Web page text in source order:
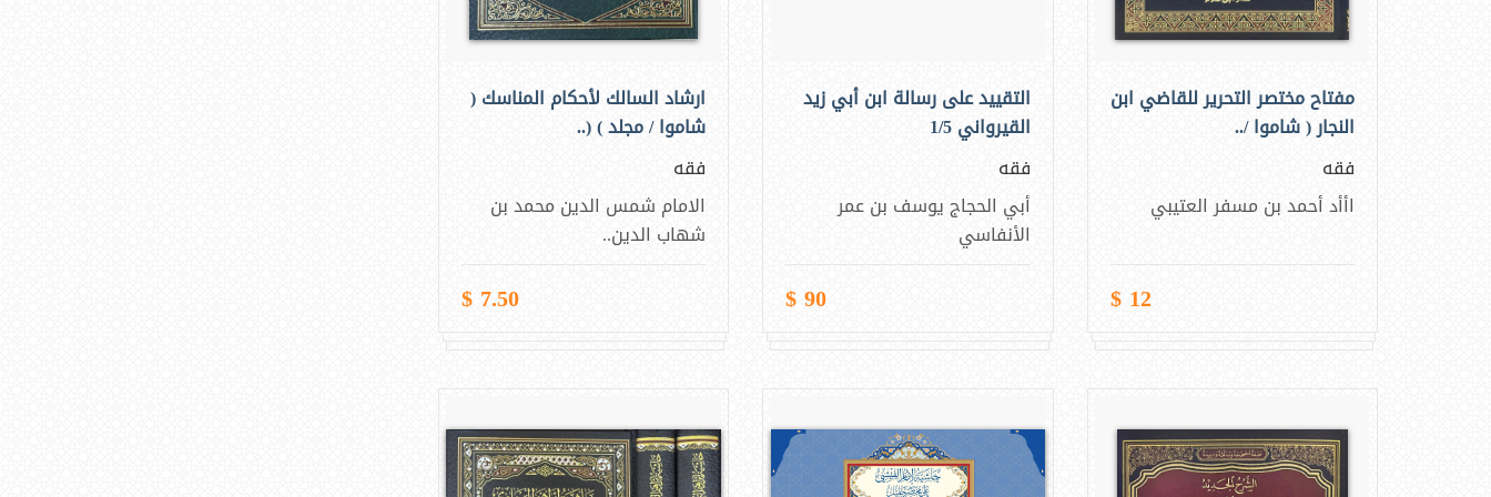
مفتاح مختصر التحرير للقاضي ابن
النجار ( شاموا /..
فقه
اأأد أحمد بن مسفر العتيبي
12 $
التقييد على رسالة ابن أبي زيد
القيرواني 1/5
فقه
أبي الحجاج يوسف بن عمر
الأنفاسي
90 $
ارشاد السالك لأحكام المناسك (
شاموا / مجلد ) (..
فقه
الامام شمس الدين محمد بن
شهاب الدين..
7.50 $